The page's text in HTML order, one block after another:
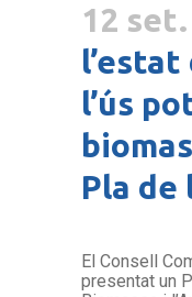
12 set.
l’estat
l’ús
Pla de
El Consell
presentat un